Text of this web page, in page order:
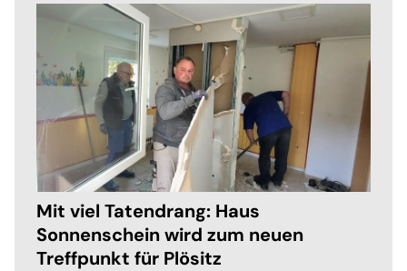
Mit viel Tatendrang: Haus
Sonnenschein wird zum neuen
Treffpunkt für Plösitz